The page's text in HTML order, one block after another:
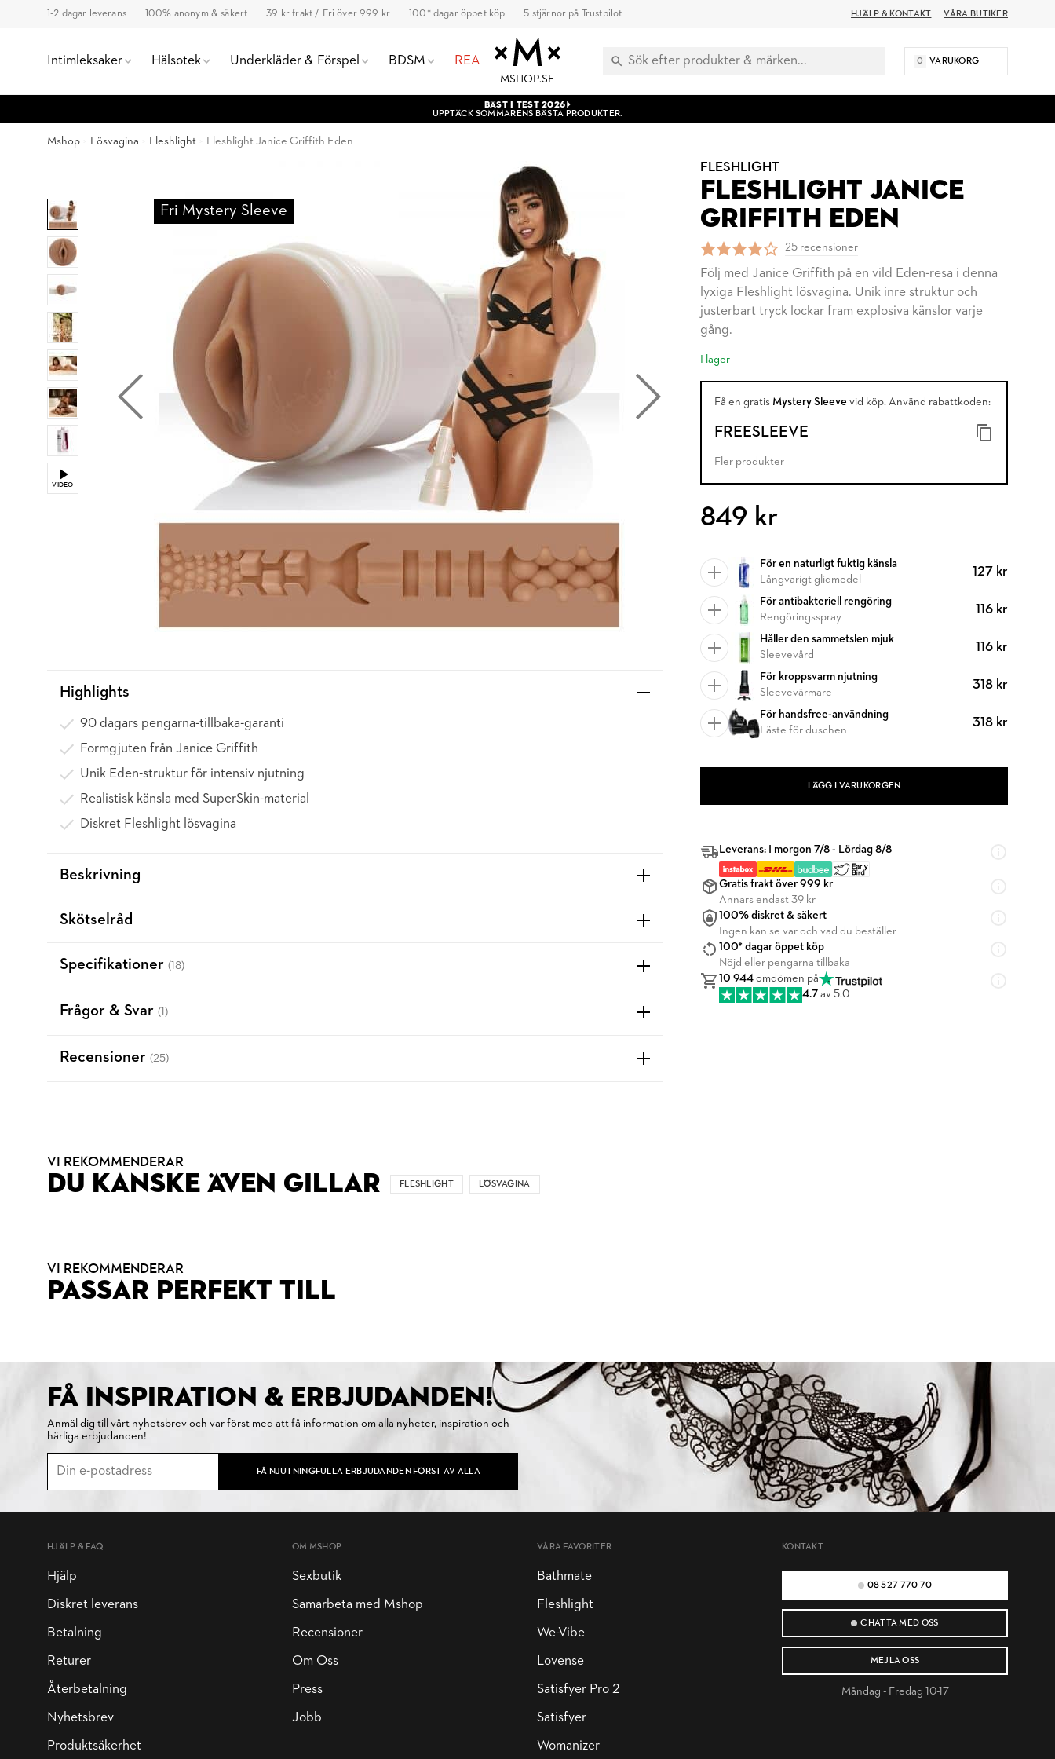
1-2 dagar leverans 100% anonym & säkert 39 kr frakt / Fri över 999 kr 100* dagar öppet köp 5 stjärnor på Trustpilot HJÄLP & KONTAKT VÅRA BUTIKER
Intimleksaker Hälsotek Underkläder & Förspel BDSM REA
MSHOP.SE
0 VARUKORG
BÄST I TEST 2026
UPPTÄCK SOMMARENS BÄSTA PRODUKTER.
Mshop Lösvagina Fleshlight Fleshlight Janice Griffith Eden
Fri Mystery Sleeve
VIDEO
FLESHLIGHT
FLESHLIGHT JANICE
GRIFFITH EDEN
25 recensioner
Följ med Janice Griffith på en vild Eden-resa i denna
lyxiga Fleshlight lösvagina. Unik inre struktur och
justerbart tryck lockar fram explosiva känslor varje
gång.
I lager
Få en gratis Mystery Sleeve vid köp. Använd rabattkoden:
FREESLEEVE
Fler produkter
849 kr
För en naturligt fuktig känsla
Långvarigt glidmedel
127 kr
För antibakteriell rengöring
Rengöringsspray
116 kr
Håller den sammetslen mjuk
Sleevevård
116 kr
För kroppsvarm njutning
Sleevevärmare
318 kr
För handsfree-användning
Fäste för duschen
318 kr
LÄGG I VARUKORGEN
Leverans: I morgon 7/8 - Lördag 8/8
Gratis frakt över 999 kr
Annars endast 39 kr
100% diskret & säkert
Ingen kan se var och vad du beställer
100* dagar öppet köp
Nöjd eller pengarna tillbaka
10 944 omdömen på
4.7 av 5.0
Highlights
90 dagars pengarna-tillbaka-garanti
Formgjuten från Janice Griffith
Unik Eden-struktur för intensiv njutning
Realistisk känsla med SuperSkin-material
Diskret Fleshlight lösvagina
Beskrivning
Skötselråd
Specifikationer (18)
Frågor & Svar (1)
Recensioner (25)
VI REKOMMENDERAR
DU KANSKE ÄVEN GILLAR FLESHLIGHT LÖSVAGINA
VI REKOMMENDERAR
PASSAR PERFEKT TILL
FÅ INSPIRATION & ERBJUDANDEN!
Anmäl dig till vårt nyhetsbrev och var först med att få information om alla nyheter, inspiration och
härliga erbjudanden!
FÅ NJUTNINGFULLA ERBJUDANDEN FÖRST AV ALLA
KONTAKT
08 527 770 70
CHATTA MED OSS
MEJLA OSS
Måndag - Fredag 10-17
HJÄLP & FAQ
Hjälp
Diskret leverans
Betalning
Returer
Återbetalning
Nyhetsbrev
Produktsäkerhet
OM MSHOP
Sexbutik
Samarbeta med Mshop
Recensioner
Om Oss
Press
Jobb
VÅRA FAVORITER
Bathmate
Fleshlight
We-Vibe
Lovense
Satisfyer Pro 2
Satisfyer
Womanizer